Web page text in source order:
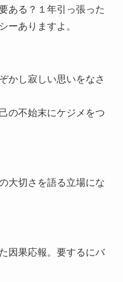
ある？１年引っ張った
ーありますよ。
かし寂しい思いをなさ
の不始末にケジメをつ
大切さを語る立場にな
因果応報。要するにバ